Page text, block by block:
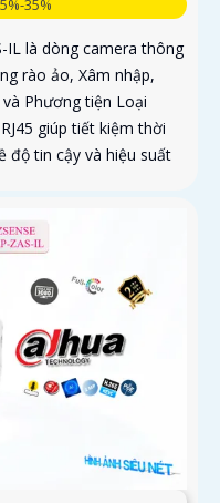
35%
IL là dòng camera thông
rào ảo, Xâm nhập,
Phương tiện Loại
giúp tiết kiệm thời
độ tin cậy và hiệu suất